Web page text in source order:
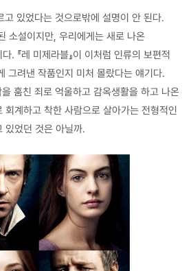
고 있었다는 것으로밖에 설명이 안 된다.
소설이지만, 우리에게는 새로 나온
. 『레 미제라블』이 이처럼 인류의 보편적
그려낸 작품인지 미처 몰랐다는 얘기다.
훔친 죄로 억울하고 감옥생활을 하고 나온
회계하고 착한 사람으로 살아가는 전형적인
있었던 것은 아닐까.